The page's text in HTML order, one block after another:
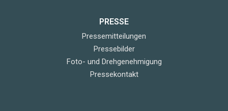
PRESSE
Pressemitteilungen
Pressebilder
Foto- und Drehgenehmigung
Pressekontakt